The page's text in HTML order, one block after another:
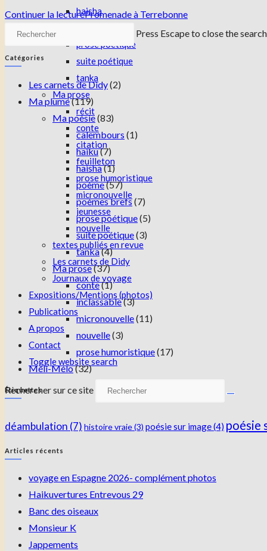
haisha
prose poétique
suite poétique
tanka
Ma prose
récit
conte
citation
feuilleton
prose humoristique
micronouvelle
jeunesse
nouvelle
textes publiés en revue
Les carnets de Didy
Journaux de voyage
Expositions/Mentions (photos)
Publications
A propos
Contact
Toggle website search
Rechercher sur ce site
Continuer la lecturePromenade à Terrebonne
Press Escape to close the
Catégories
Les carnets de Didy(2)
Ma plume(119)
Ma poésie(83)
calembours (1)
haiku(7)
haisha(1)
poème(57)
poèmes brefs(7)
prose poétique(5)
suite poétique(3)
tanka(4)
Ma prose(37)
conte(1)
inclassable(3)
micronouvelle(11)
nouvelle(3)
prose humoristique(17)
Méli-Mélo(32)
Étiquettes
déambulation (7) histoire vraie(3) poésie sur image(4) poésie
Articles récents
voyage en Espagne 2026- complément photos
Haikuvertures Entrevous 29
Banc des oiseaux
Monsieur K
Jappements